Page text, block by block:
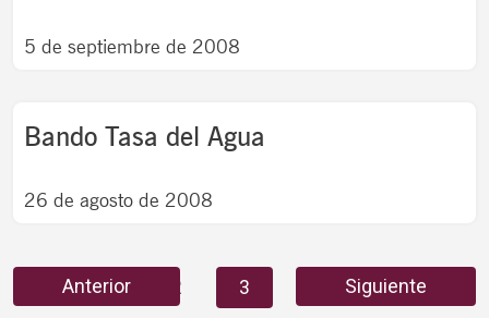
5 de septiembre de 2008
Bando Tasa del Agua
26 de agosto de 2008
Anterior
1 2 3 5
Siguiente